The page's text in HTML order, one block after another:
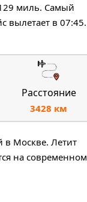
миль. Самый
вылетает в 07:45.
Расстояние
3428 км
в Москве. Летит
на современном